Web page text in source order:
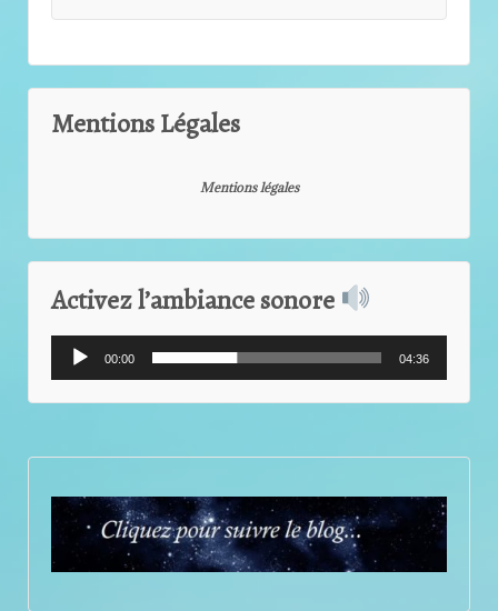
Mentions Légales
Mentions légales
Activez l’ambiance sonore
audio
00:00 04:36